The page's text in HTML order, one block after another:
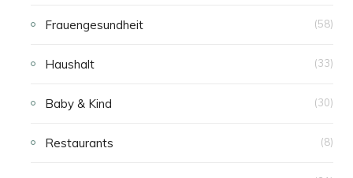
Frauengesundheit (58)
Haushalt (33)
Baby & Kind (30)
Restaurants (8)